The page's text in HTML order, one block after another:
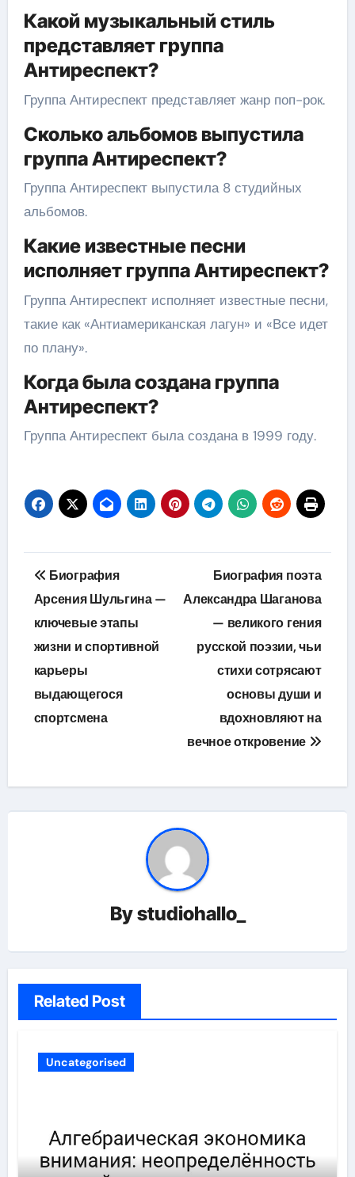
Какой музыкальный стиль
представляет группа
Антиреспект?
Группа Антиреспект представляет жанр поп-рок.
Сколько альбомов выпустила
группа Антиреспект?
Группа Антиреспект выпустила 8 студийных
альбомов.
Какие известные песни
исполняет группа Антиреспект?
Группа Антиреспект исполняет известные песни,
такие как «Антиамериканская лагун» и «Все идет
по плану».
Когда была создана группа
Антиреспект?
Группа Антиреспект была создана в 1999 году.
Навигация
по
записям
Биография
Арсения Шульгина —
ключевые этапы
жизни и спортивной
карьеры
выдающегося
спортсмена
Биография поэта
Александра Шаганова
— великого гения
русской поэзии, чьи
стихи сотрясают
основы души и
вдохновляют на
вечное откровение
Bystudiohallo_
Related Post
Uncategorised